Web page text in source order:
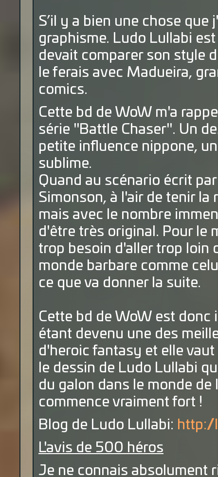
S’il y a bien une chose
graphisme. Ludo Lullabi
devait comparer son style
le ferais avec Madueira,
comics.
Cette bd de WoW m'a
série "Battle Chaser". Un
petite influence nippone,
sublime.
Quand au scénario écrit
Simonson, à l'air de tenir la
mais avec le nombre
d'être très original. Pour le
trop besoin d'aller trop loin
monde barbare comme
ce que va donner la suite.
Cette bd de WoW est
étant devenu une des
d'heroic fantasy et elle
le dessin de Ludo Lullabi
du galon dans le monde de
commence vraiment fort !
Blog de Ludo Lullabi:
L'avis de 500 héros
Je ne connais absolument